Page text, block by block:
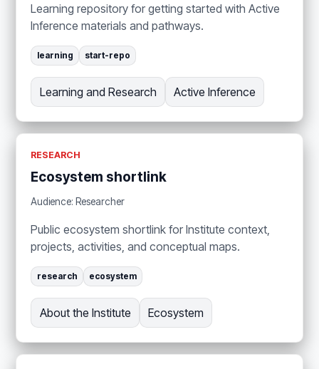
Learning repository for getting started with Active
Inference materials and pathways.
learning start-repo
Learning and Research Active Inference
RESEARCH
Ecosystem shortlink
Audience: Researcher
Public ecosystem shortlink for Institute context,
projects, activities, and conceptual maps.
research ecosystem
About the Institute Ecosystem